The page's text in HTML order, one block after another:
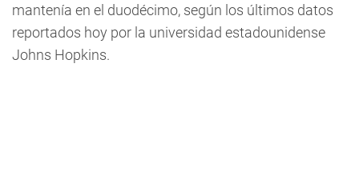
mantenía en el duodécimo, según los últimos datos
reportados hoy por la universidad estadounidense
Johns Hopkins.